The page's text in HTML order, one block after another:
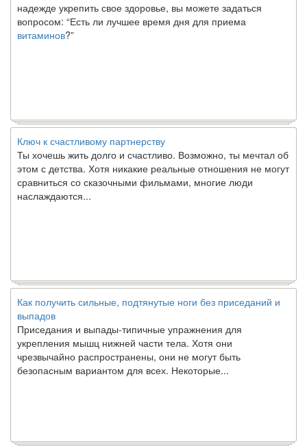
вопросом: “Есть ли лучшее время дня для приема
витаминов ?”
Ключ к счастливому партнерству
Ты хочешь жить долго и счастливо. Возможно, ты мечтал об
этом с детства. Хотя никакие реальные отношения не могут
сравниться со сказочными фильмами, многие люди
наслаждаются...
Как получить сильные, подтянутые ноги без приседаний и
выпадов
Приседания и выпады-типичные упражнения для
укрепления мышц нижней части тела. Хотя они
чрезвычайно распространены, они не могут быть
безопасным вариантом для всех. Некоторые...